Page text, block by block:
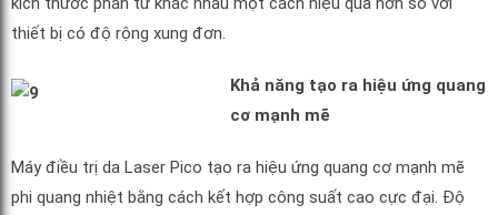
thiết bị có độ rộng xung đơn.
Khả năng tạo ra hiệu ứng quang
cơ mạnh mẽ
Máy điều trị da Laser Pico tạo ra hiệu ứng quang cơ mạnh mẽ
phi quang nhiệt bằng cách kết hợp công suất cao cực đại. Độ